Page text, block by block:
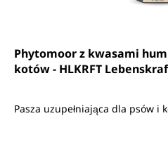
Phytomoor z kwasami
kotów - HLKRFT
Pasza uzupełniająca dla psów i